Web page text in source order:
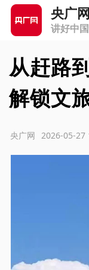
央广网
讲好中
从赶路
解锁文
2026-05-27
央广网